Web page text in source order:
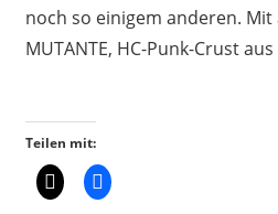
noch so einigem anderen. Mit
MUTANTE, HC-Punk-Crust
Teilen mit: